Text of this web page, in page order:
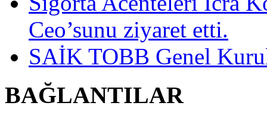
Ceo’sunu ziyaret etti.
SAİK TOBB Genel
BAĞLANTILAR